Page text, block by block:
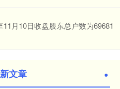
月10日收盘股东总户数为69681
文章